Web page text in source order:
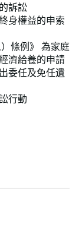
訴訟
身權益的申索
條例》 為家庭
濟給養的申請
委任及免任遺
行動